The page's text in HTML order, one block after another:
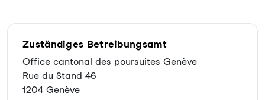
Zuständiges Betreibungsamt
Office cantonal des poursuites Genève
Rue du Stand 46
1204 Genève